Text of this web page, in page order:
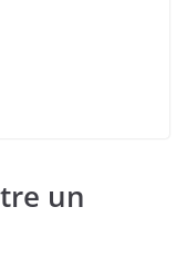
un